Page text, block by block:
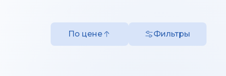
По цене Фильтры